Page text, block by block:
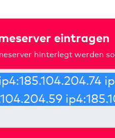
eintragen
hinterlegt werden soll